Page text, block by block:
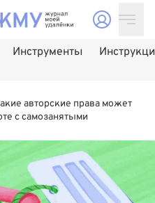
Инструменты
авторские права может
с самозанятыми